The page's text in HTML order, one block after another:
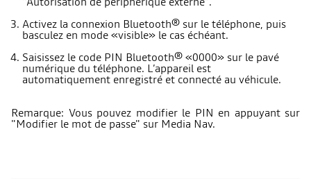
Activez la connexion Bluetooth® sur le téléphone, puis
basculez en mode «visible» le cas échéant.
Saisissez le code PIN Bluetooth® «0000» sur le pavé
numérique du téléphone. L’appareil est
automatiquement enregistré et connecté au véhicule.
Remarque: Vous pouvez modifier le PIN en appuyant sur
"Modifier le mot de passe" sur Media Nav.